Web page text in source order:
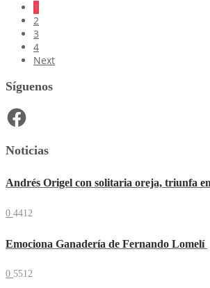
1
2
3
4
Next
Síguenos
Facebook
Noticias
Andrés Origel con solitaria oreja, triunfa
0 4412
Emociona Ganadería de Fernando Lomelí
0 5512